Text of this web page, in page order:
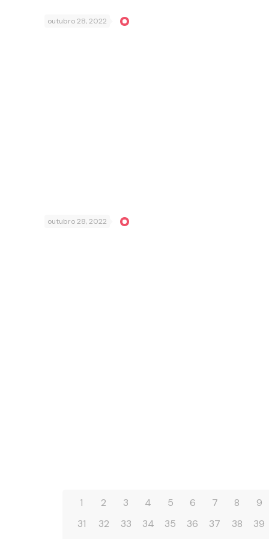
outubro 28, 2022
outubro 28, 2022
1 2 3 4 5 6 7 8 9
31
32 33 34 35 36 37 38 39